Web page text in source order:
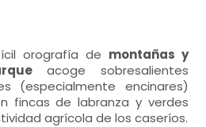
orografía de montañas y
acoge sobresalientes
(especialmente encinares)
fincas de labranza y verdes
agrícola de los caseríos.